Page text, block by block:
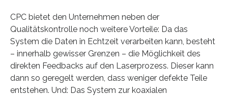
CPC bietet den Unternehmen neben der
Qualitätskontrolle noch weitere Vorteile: Da das
System die Daten in Echtzeit verarbeiten kann, besteht
– innerhalb gewisser Grenzen – die Möglichkeit des
direkten Feedbacks auf den Laserprozess. Dieser kann
dann so geregelt werden, dass weniger defekte Teile
entstehen. Und: Das System zur koaxialen